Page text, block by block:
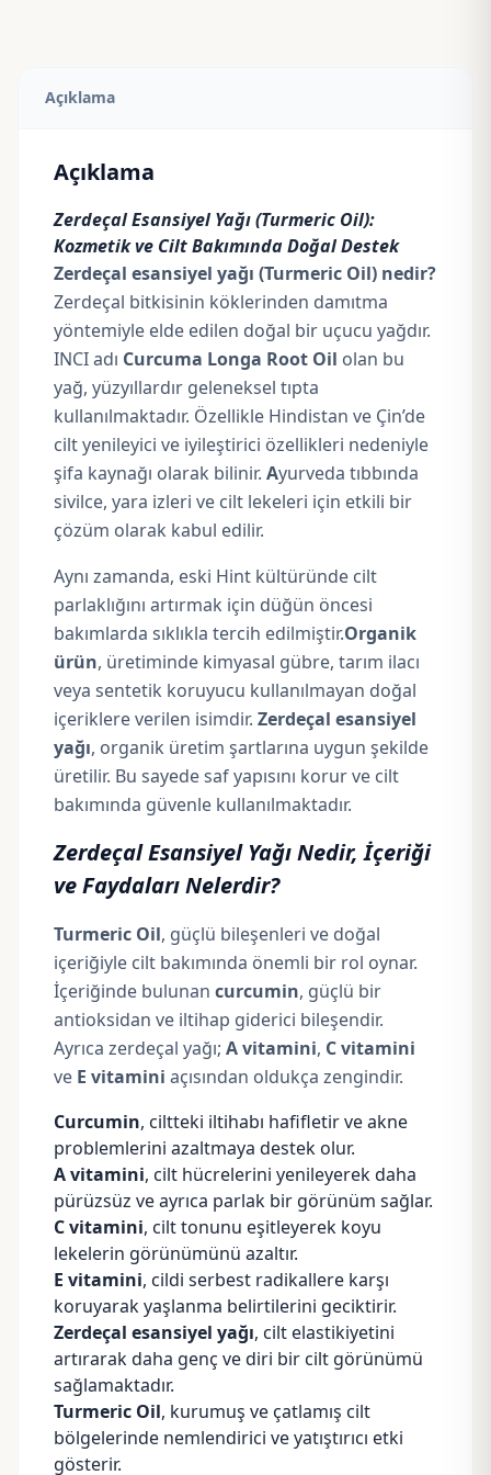
Açıklama
Açıklama
Zerdeçal Esansiyel Yağı (Turmeric Oil):
Kozmetik ve Cilt Bakımında Doğal Destek
Zerdeçal esansiyel yağı (Turmeric Oil) nedir?
Zerdeçal bitkisinin köklerinden damıtma
yöntemiyle elde edilen doğal bir uçucu yağdır.
INCI adı Curcuma Longa Root Oil olan bu
yağ, yüzyıllardır geleneksel tıpta
kullanılmaktadır. Özellikle Hindistan ve Çin’de
cilt yenileyici ve iyileştirici özellikleri nedeniyle
şifa kaynağı olarak bilinir. Ayurveda tıbbında
sivilce, yara izleri ve cilt lekeleri için etkili bir
çözüm olarak kabul edilir.
Aynı zamanda, eski Hint kültüründe cilt
parlaklığını artırmak için düğün öncesi
bakımlarda sıklıkla tercih edilmiştir.Organik
ürün, üretiminde kimyasal gübre, tarım ilacı
veya sentetik koruyucu kullanılmayan doğal
içeriklere verilen isimdir. Zerdeçal esansiyel
yağı, organik üretim şartlarına uygun şekilde
üretilir. Bu sayede saf yapısını korur ve cilt
bakımında güvenle kullanılmaktadır.
Zerdeçal Esansiyel Yağı Nedir, İçeriği
ve Faydaları Nelerdir?
Turmeric Oil, güçlü bileşenleri ve doğal
içeriğiyle cilt bakımında önemli bir rol oynar.
İçeriğinde bulunan curcumin, güçlü bir
antioksidan ve iltihap giderici bileşendir.
Ayrıca zerdeçal yağı; A vitamini, C vitamini
ve E vitamini açısından oldukça zengindir.
Curcumin, ciltteki iltihabı hafifletirve akne
problemlerini azaltmaya destek olur.
A vitamini, cilt hücrelerini yenileyerek daha
pürüzsüz ve ayrıca parlak bir görünüm sağlar.
C vitamini, cilt tonunu eşitleyerek koyu
lekelerin görünümünü azaltır.
E vitamini, cildi serbest radikallere karşı
koruyarak yaşlanma belirtilerini geciktirir.
Zerdeçal esansiyel yağı, cilt elastikiyetini
artırarak daha genç ve diri bir cilt görünümü
sağlamaktadır.
Turmeric Oil, kurumuş ve çatlamış cilt
bölgelerinde nemlendirici ve yatıştırıcı etki
gösterir.